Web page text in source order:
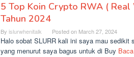
5 Top Koin Crypto RWA (
Tahun 2024
By islurwhenitalk Posted on March 27, 2024
Halo sobat SLURR kali ini saya mau sedikit
yang menurut saya bagus untuk di Buy